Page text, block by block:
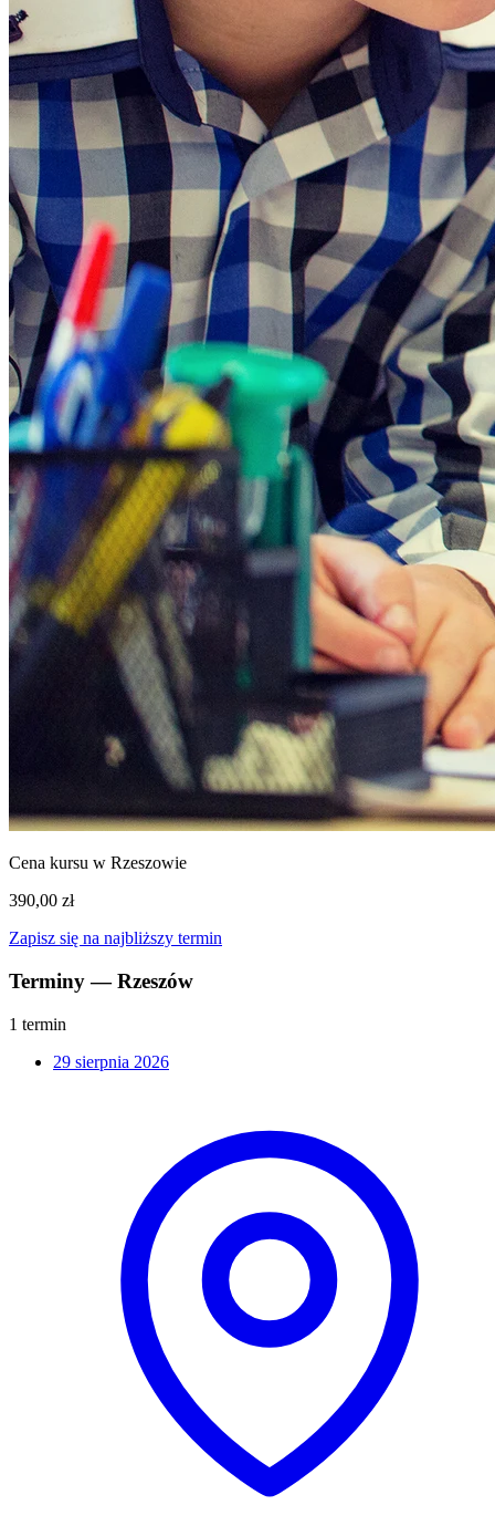
Cena kursu w Rzeszowie
390,00 zł
Zapisz się na najbliższy termin
Terminy — Rzeszów
1 termin
29 sierpnia 2026